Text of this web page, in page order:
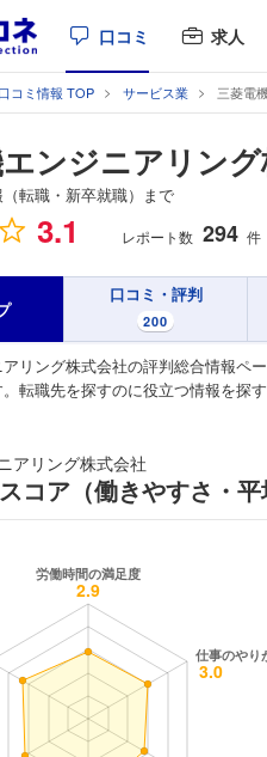
口コミ 求人
コミ情報 TOP サービス業 三菱電
ンジニアリン
転職・新卒就職）まで
3.1 レポート数 294 件
口コミ・評判
200
リング株式会社の評判総合情報ペ
転職先を探すのに役立つ情報を探
アリング株式会社
コア（働きやすさ・平